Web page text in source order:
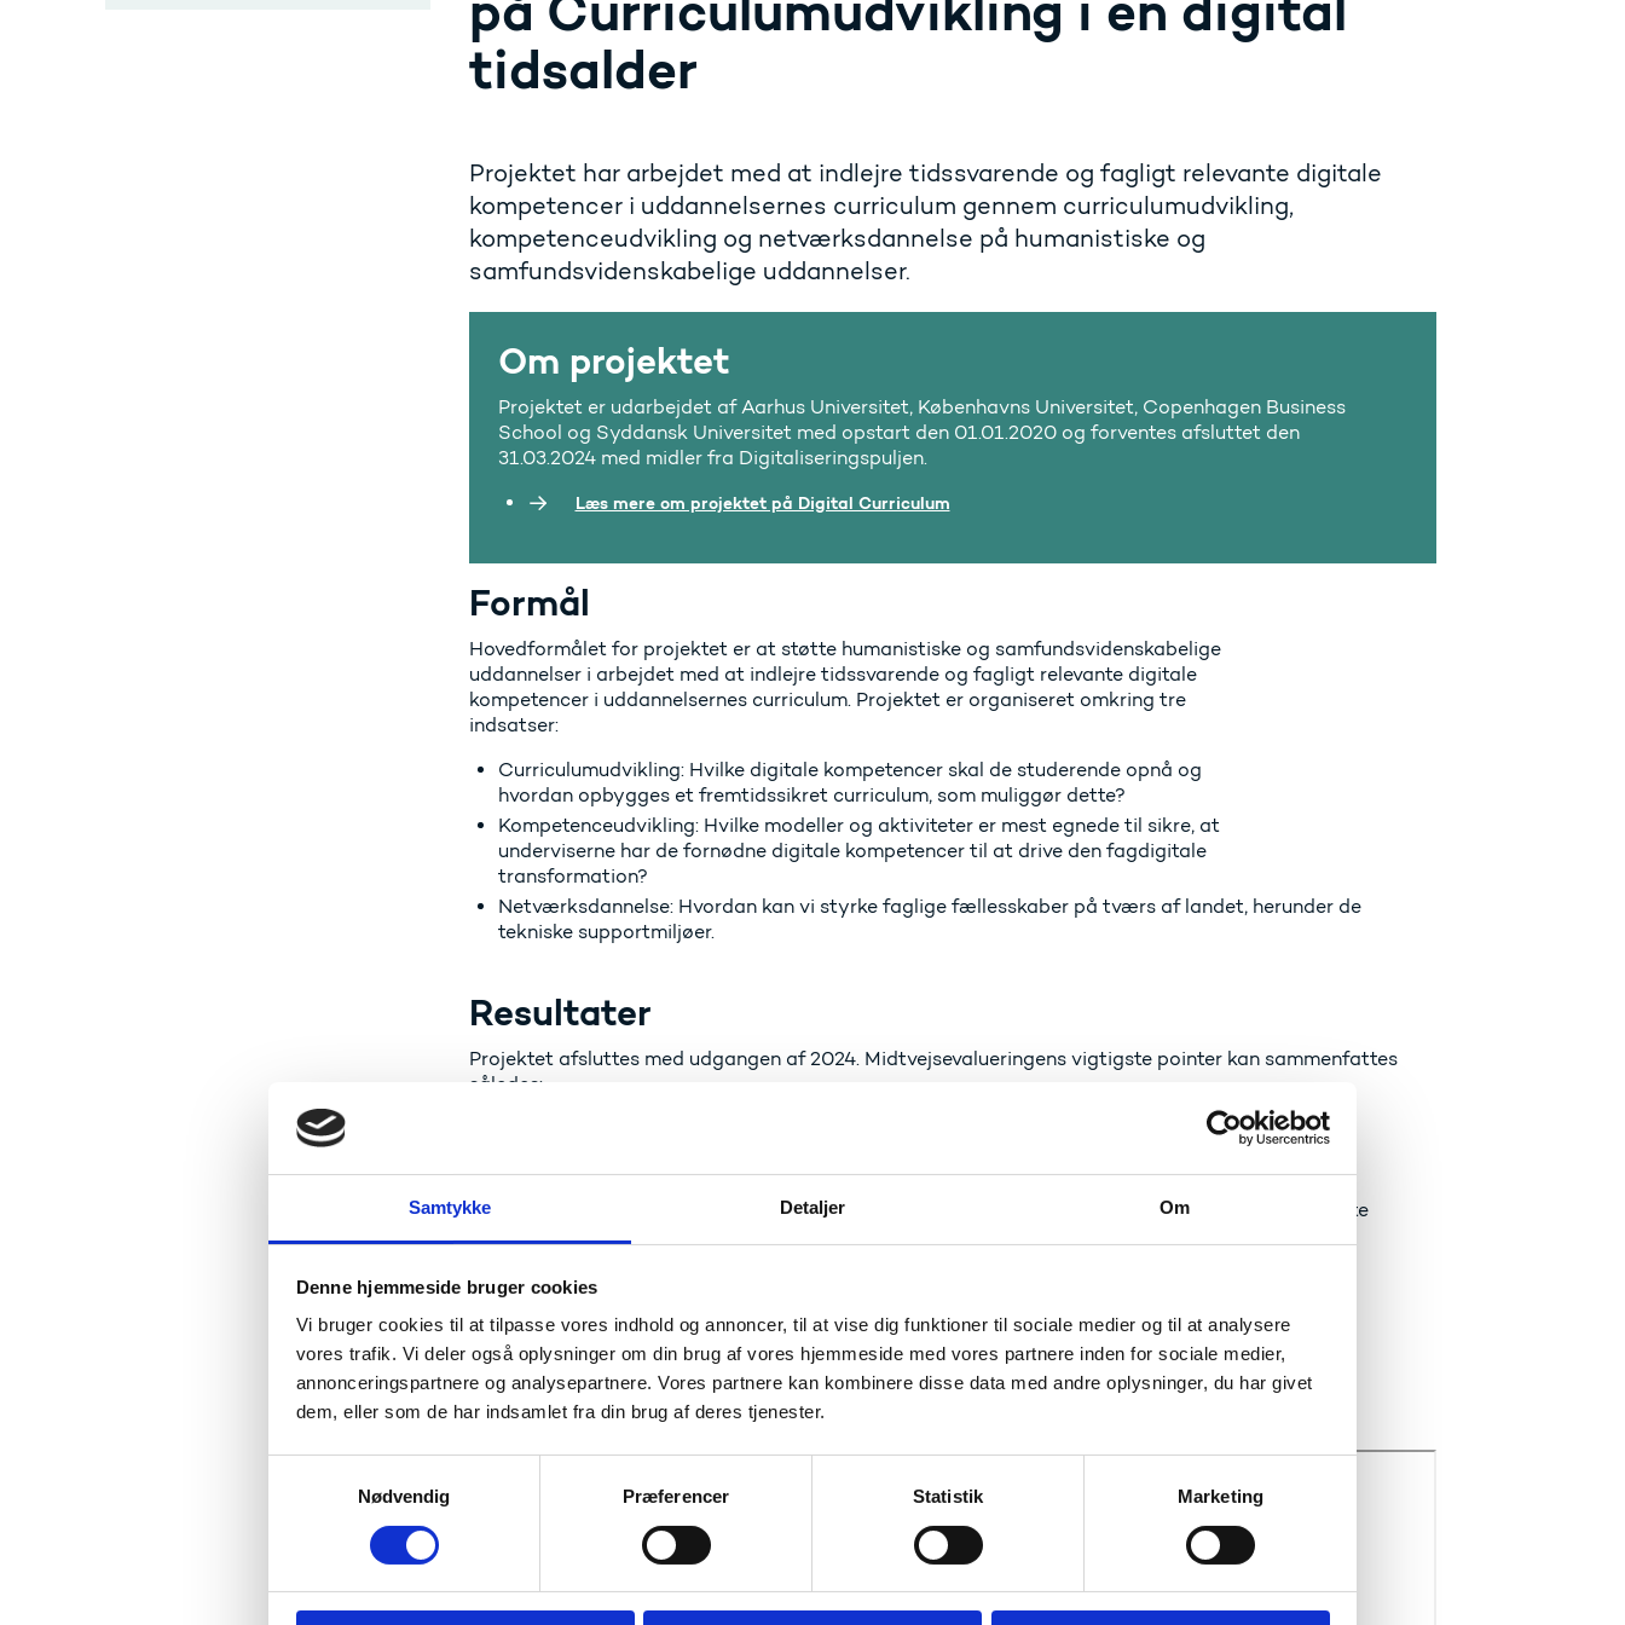
Samtykke Detaljer Om
Denne hjemmeside bruger cookies
Vi bruger cookies til at tilpasse vores indhold og annoncer, til at vise dig funktioner til sociale medier og til at analysere
vores trafik. Vi deler også oplysninger om din brug af vores hjemmeside med vores partnere inden for sociale medier,
annonceringspartnere og analysepartnere. Vores partnere kan kombinere disse data med andre oplysninger, du har givet
dem, eller som de har indsamlet fra din brug af deres tjenester.
Nødvendig Præferencer Statistik Marketing
tidsalder
Projektet har arbejdet med at indlejre tidssvarende og fagligt relevante digitale
kompetencer i uddannelsernes curriculum gennem curriculumudvikling,
kompetenceudvikling og netværksdannelse på humanistiske og
samfundsvidenskabelige uddannelser.
Om projektet
Projektet er udarbejdet af Aarhus Universitet, Københavns Universitet, Copenhagen Business
School og Syddansk Universitet med opstart den 01.01.2020 og forventes afsluttet den
31.03.2024 med midler fra Digitaliseringspuljen.
Læs mere om projektet på Digital Curriculum
Formål
Hovedformålet for projektet er at støtte humanistiske og samfundsvidenskabelige
uddannelser i arbejdet med at indlejre tidssvarende og fagligt relevante digitale
kompetencer i uddannelsernes curriculum. Projektet er organiseret omkring tre
indsatser:
Curriculumudvikling: Hvilke digitale kompetencer skal de studerende opnå og
hvordan opbygges et fremtidssikret curriculum, som muliggør dette?
Kompetenceudvikling: Hvilke modeller og aktiviteter er mest egnede til sikre, at
underviserne har de fornødne digitale kompetencer til at drive den fagdigitale
transformation?
Netværksdannelse: Hvordan kan vi styrke faglige fællesskaber på tværs af landet, herunder de
tekniske supportmiljøer.
Resultater
Projektet afsluttes med udgangen af 2024. Midtvejsevalueringens vigtigste pointer kan sammenfattes
således:
Curriculumudvikling: Modeller for indlejring skal tilpasses den konkrete uddannelses digitale
begyndelsen af kompetenceudviklingsforløbet og teambaseret deltagelse sikrer, at den enkelte
deltager ikke står alene med udviklingsopgaven.
og i forbindelse med afvikling af undervisning er essentiel samt deling af erfaringer.
Læs mere på projektets hjemmeside - digitalcurriculum.au.dk
Video om erfaringer og resultater fra projektet